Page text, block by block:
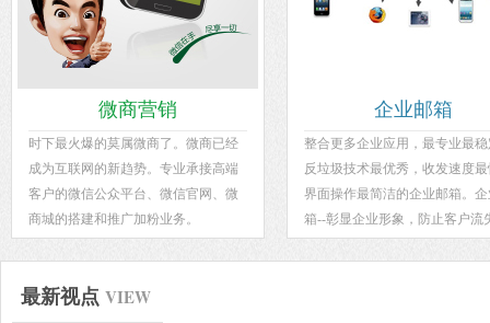
微商营销
时下最火爆的莫属微商了。微商已经
成为互联网的新趋势。专业承接高端
客户的微信公众平台、微信官网、微
商城的搭建和推广加粉业务。
企业邮箱
整合更多企业应用，最专业最
反垃圾技术最优秀，收发速度
界面操作最简洁的企业邮箱。
箱--彰显企业形象，防止客户流
最新视点 VIEW